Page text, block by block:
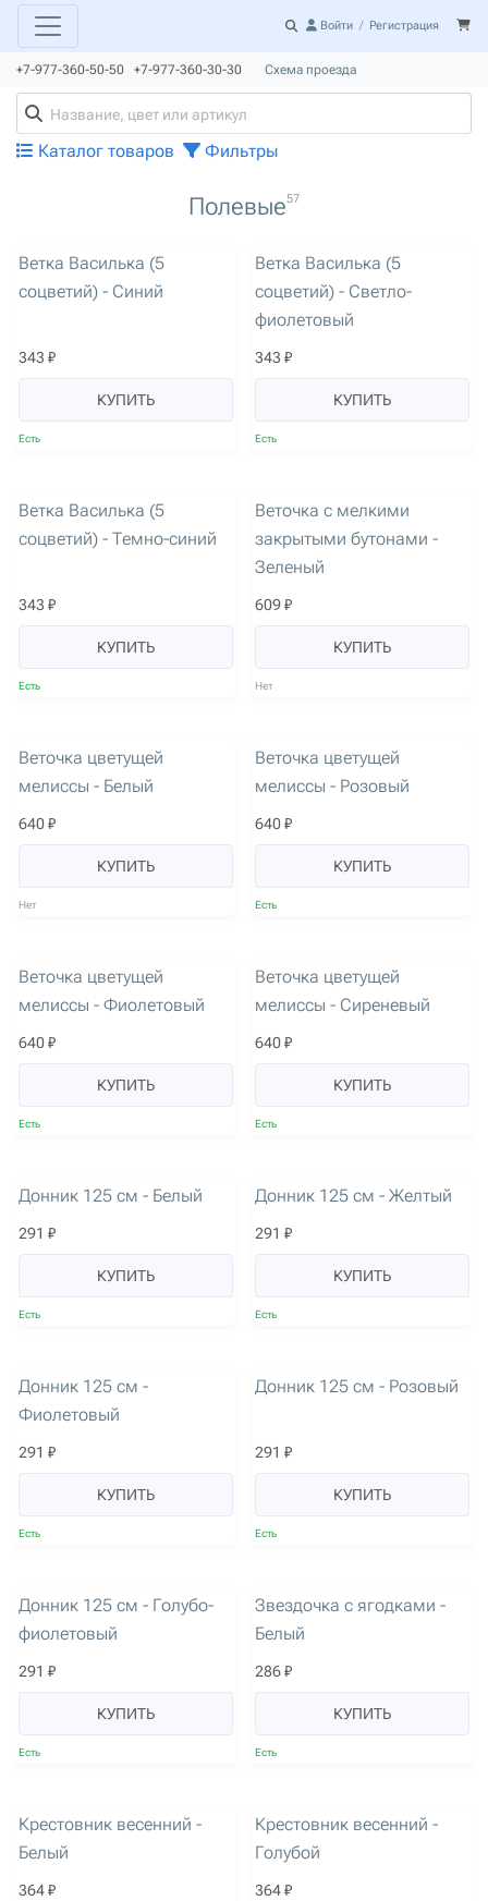
Войти / Регистрация
+7-977-360-50-50 +7-977-360-30-30 Схема проезда
Каталог товаров Фильтры
Полевые57
Ветка Василька (5
соцветий) - Синий
343 ₽
КУПИТЬ
Есть
Ветка Василька (5
соцветий) - Светло-
фиолетовый
343 ₽
КУПИТЬ
Есть
Ветка Василька (5
соцветий) - Темно-синий
343 ₽
КУПИТЬ
Есть
Веточка с мелкими
закрытыми бутонами -
Зеленый
609 ₽
КУПИТЬ
Нет
Веточка цветущей
мелиссы - Белый
640 ₽
КУПИТЬ
Нет
Веточка цветущей
мелиссы - Розовый
640 ₽
КУПИТЬ
Есть
Веточка цветущей
мелиссы - Фиолетовый
640 ₽
КУПИТЬ
Есть
Веточка цветущей
мелиссы - Сиреневый
640 ₽
КУПИТЬ
Есть
Донник 125 см - Белый
291 ₽
КУПИТЬ
Есть
Донник 125 см - Желтый
291 ₽
КУПИТЬ
Есть
Донник 125 см -
Фиолетовый
291 ₽
КУПИТЬ
Есть
Донник 125 см - Розовый
291 ₽
КУПИТЬ
Есть
Донник 125 см - Голубо-
фиолетовый
291 ₽
КУПИТЬ
Есть
Звездочка с ягодками -
Белый
286 ₽
КУПИТЬ
Есть
Крестовник весенний -
Белый
364 ₽
Крестовник весенний -
Голубой
364 ₽